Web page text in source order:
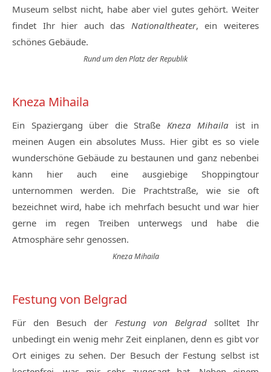
Museum selbst nicht, habe aber viel gutes gehört. Weiter
findet Ihr hier auch das Nationaltheater, ein weiteres
schönes Gebäude.
Rund um den Platz der Republik
Kneza Mihaila
Ein Spaziergang über die Straße Kneza Mihaila ist in
meinen Augen ein absolutes Muss. Hier gibt es so viele
wunderschöne Gebäude zu bestaunen und ganz nebenbei
kann hier auch eine ausgiebige Shoppingtour
unternommen werden. Die Prachtstraße, wie sie oft
bezeichnet wird, habe ich mehrfach besucht und war hier
gerne im regen Treiben unterwegs und habe die
Atmosphäre sehr genossen.
Kneza Mihaila
Festung von Belgrad
Für den Besuch der Festung von Belgradsolltet Ihr
unbedingt ein wenig mehr Zeit einplanen, denn es gibt vor
Ort einiges zu sehen. Der Besuch der Festung selbst ist